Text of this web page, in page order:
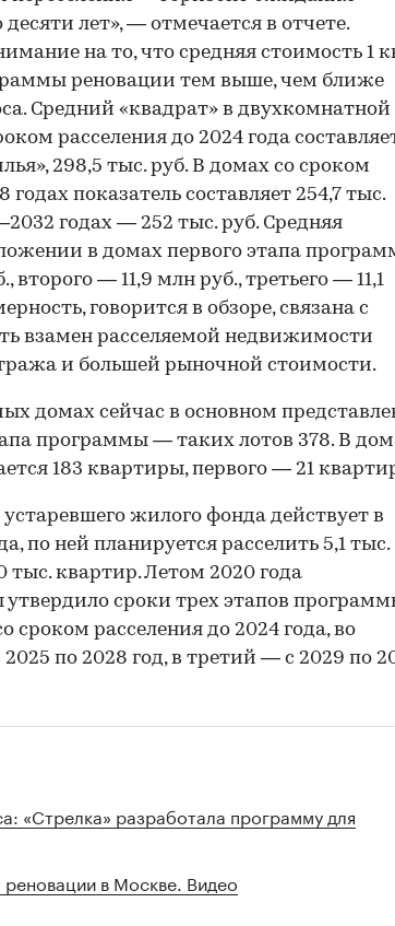
лет», — отмечается в отчете.
на то, что средняя стоимость 1
реновации тем выше, чем ближе
Средний «квадрат» в двухкомнатной
расселения до 2024 года
298,5 тыс. руб. В домах со сроком
годах показатель составляет 254,7 тыс.
годах — 252 тыс. руб. Средняя
в домах первого этапа
второго — 11,9 млн руб., третьего — 11,1
говорится в обзоре, связана с
взамен расселяемой недвижимости
и большей рыночной стоимости.
домах сейчас в основном
программы — таких лотов 378. В
183 квартиры, первого — 21
жилого фонда действует в
по ней планируется расселить 5,1 тыс.
квартир. Летом 2020 года
сроки трех этапов
сроком расселения до 2024 года, во
по 2028 год, в третий — с 2029 по
«Стрелка» разработала программу для
в Москве. Видео